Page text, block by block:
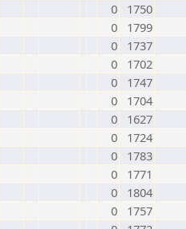
0
1750
0
1799
0
1737
0
1702
0
1747
0
1704
0
1627
0
1724
0
1783
0
1771
0
1804
0
1757